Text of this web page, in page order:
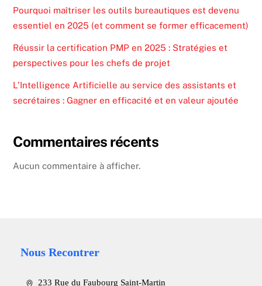
Pourquoi maîtriser les outils bureautiques est devenu
essentiel en 2025 (et comment se former efficacement)
Réussir la certification PMP en 2025 : Stratégies et
perspectives pour les chefs de projet
L’Intelligence Artificielle au service des assistants et
secrétaires : Gagner en efficacité et en valeur ajoutée
Commentaires récents
Aucun commentaire à afficher.
Nous Recontrer
233 Rue du Faubourg Saint-Martin